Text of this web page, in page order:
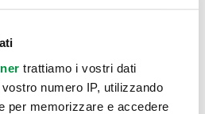
trattiamo i vostri dati
numero IP, utilizzando
per memorizzare e accedere
letto (due nel tetto